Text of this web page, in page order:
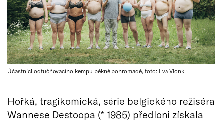
Účastníci odtučňovacího kempu pěkně pohromadě, foto: Eva Vlonk
Hořká, tragikomická, série belgického režiséra
Wannese Destoopa (* 1985) předloni získala